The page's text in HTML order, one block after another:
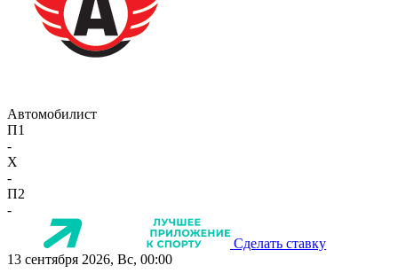
Автомобилист
П1
-
X
-
П2
-
Сделать ставку
13 сентября 2026, Вс, 00:00